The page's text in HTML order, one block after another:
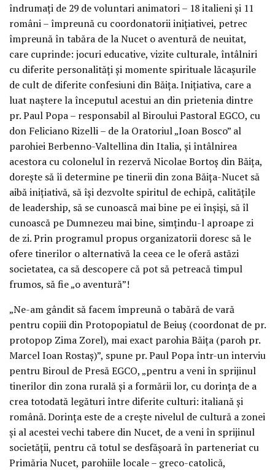
îndrumați de 29 de voluntari animatori – 18 italieni și 11
români – împreună cu coordonatorii inițiativei, petrec
împreună în tabăra de la Nucet o aventură de neuitat,
care cuprinde: jocuri educative, vizite culturale, întâlniri
cu diferite personalități și momente spirituale lăcașurile
de cult de diferite confesiuni din Băița. Inițiativa, care a
luat naștere la începutul acestui an din prietenia dintre
pr. Paul Popa – responsabil al Biroului Pastoral EGCO, cu
don Feliciano Rizelli – de la Oratoriul „Ioan Bosco” al
parohiei Berbenno-Valtellina din Italia, și întâlnirea
acestora cu colonelul în rezervă Nicolae Bortoș din Băița,
dorește să îi determine pe tinerii din zona Băița-Nucet să
aibă inițiativă, să își dezvolte spiritul de echipă, calitățile
de leadership, să se cunoască mai bine pe ei înșiși, să îl
cunoască pe Dumnezeu mai bine, simțindu-l aproape zi
de zi. Prin programul propus organizatorii doresc să le
ofere tinerilor o alternativă la ceea ce le oferă astăzi
societatea, ca să descopere că pot să petreacă timpul
frumos, să fie „o aventură”!
„Ne-am gândit să facem împreună o tabără de vară
pentru copiii din Protopopiatul de Beiuș (coordonat de pr.
protopop Zima Zorel), mai exact parohia Băița (paroh pr.
Marcel Ioan Rostaș)”, spune pr. Paul Popa într-un interviu
pentru Biroul de Presă EGCO, „pentru a veni în sprijinul
tinerilor din zona rurală și a formării lor, cu dorința de a
crea totodată legături între diferite culturi: italiană și
română. Dorința este de a crește nivelul de cultură a zonei
și al acestei vechi tabere din Nucet, de a veni în sprijinul
societății, pentru că totul se desfășoară în parteneriat cu
Primăria Nucet, parohiile locale – greco-catolică,